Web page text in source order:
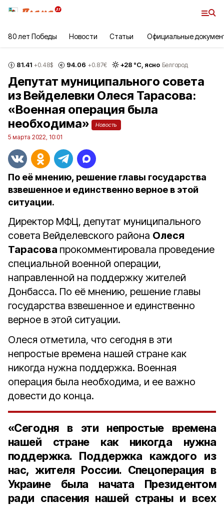
80 лет Победы Новости Статьи Официальные
81.41 +0.48$ 94.06 +0.87€ +28 °С, ясно Белгород
Депутат муниципального совета
из Вейделевки Олеся Тарасова:
«Военная операция была
необходима»
Новость
5 марта 2022, 10:01
По её мнению, решение главы государства
взвешенное и единственно верное в этой
ситуации.
Директор МФЦ, депутат муниципального
совета Вейделевского района Олеся
Тарасова прокомментировала проведение
специальной военной операции,
направленной на поддержку жителей
Донбасса. По её мнению, решение главы
государства взвешенное и единственно
верное в этой ситуации.
Олеся отметила, что сегодня в эти
непростые времена нашей стране как
никогда нужна поддержка. Военная
операция была необходима, и ее важно
довести до конца.
«Сегодня в эти непростые времена
нашей стране как никогда нужна
поддержка. Поддержка каждого из
нас, жителя России. Спецоперация в
Украине была начата Президентом
ради спасения нашей страны и всех